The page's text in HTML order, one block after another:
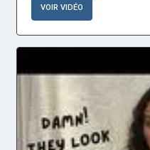
VOIR VIDÉO